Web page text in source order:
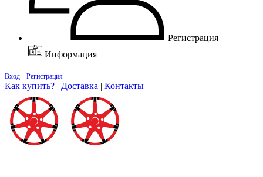
Регистрация
Информация
Вход | Регистрация
Как купить? | Доставка | Контакты